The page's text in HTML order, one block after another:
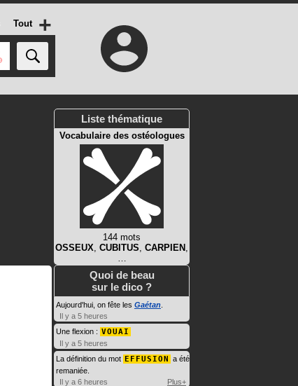
Tout +
Liste thématique
Vocabulaire des ostéologues
144 mots
OSSEUX, CUBITUS, CARPIEN ,
…
Quoi de beau
sur le dico ?
Aujourd'hui, on fête les Gaétan
Il y a 5 heures
Une flexion : VOUAI
Il y a 5 heures
La définition du mot EFFUSION a été
remaniée.
Il y a 6 heures
Plus+